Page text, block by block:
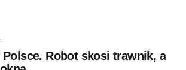
Polsce. Robot skosi trawnik, a